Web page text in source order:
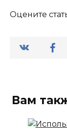
Оцените
Вам